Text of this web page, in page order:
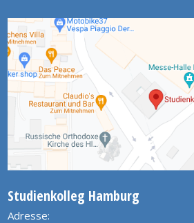
Studienkolleg Hamburg
Adresse: